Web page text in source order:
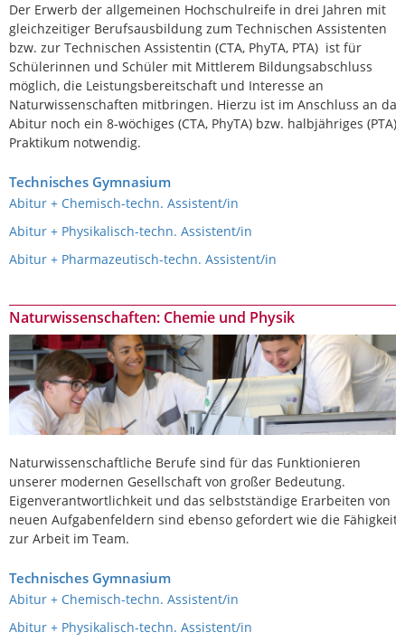
Der Erwerb der allgemeinen Hochschulreife in drei Jahren mit
gleichzeitiger Berufsausbildung zum Technischen Assistenten
bzw. zur Technischen Assistentin (CTA, PhyTA, PTA) ist für
Schülerinnen und Schüler mit Mittlerem Bildungsabschluss
möglich, die Leistungsbereitschaft und Interesse an
Naturwissenschaften mitbringen. Hierzu ist im Anschluss an das
Abitur noch ein 8-wöchiges (CTA, PhyTA) bzw. halbjähriges (PTA)
Praktikum notwendig.
Technisches Gymnasium
Abitur + Chemisch-techn. Assistent/in
Abitur + Physikalisch-techn. Assistent/in
Abitur + Pharmazeutisch-techn. Assistent/in
Naturwissenschaften: Chemie und Physik
Naturwissenschaftliche Berufe sind für das Funktionieren
unserer modernen Gesellschaft von großer Bedeutung.
Eigenverantwortlichkeit und das selbstständige Erarbeiten von
neuen Aufgabenfeldern sind ebenso gefordert wie die Fähigkeit
zur Arbeit im Team.
Technisches Gymnasium
Abitur + Chemisch-techn. Assistent/in
Abitur + Physikalisch-techn. Assistent/in